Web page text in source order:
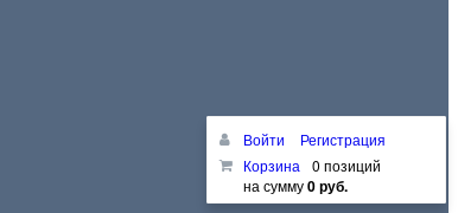
Войти
Регистрация
Корзина
0 позиций
на сумму0 руб.